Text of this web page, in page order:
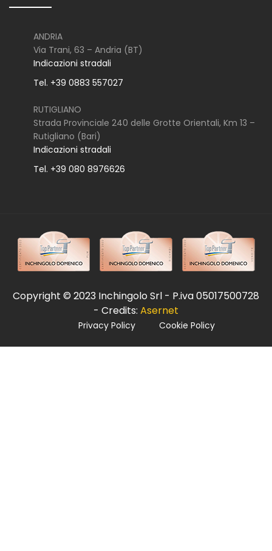
ANDRIA
Via Trani, 63 – Andria (BT)
Indicazioni stradali
Tel. +39 0883 557027
RUTIGLIANO
Strada Provinciale 240 delle Grotte Orientali, Km 13 –
Rutigliano (Bari)
Indicazioni stradali
Tel. +39 080 8976626
Copyright © 2023 Inchingolo Srl - P.iva 05017500728
- Credits: Asernet
Privacy Policy Cookie Policy